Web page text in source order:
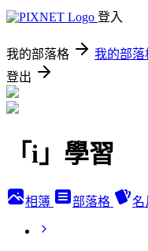
登入
我的部落格 我的部落
登出
「i」學習
相簿 部落格 名